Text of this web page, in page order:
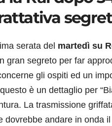
serata del martedì su
gran segreto per far
gli ospiti ed un
è un dettaglio per
La trasmissione
dovrebbe andare in onda